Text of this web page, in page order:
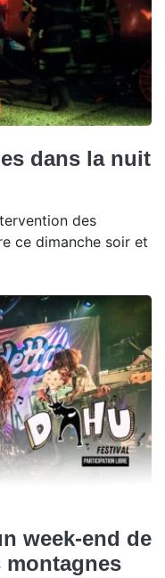
dans la nuit
des
ce dimanche soir et
week-end de